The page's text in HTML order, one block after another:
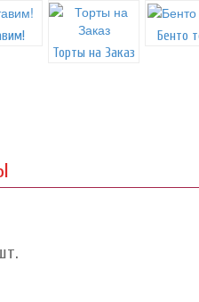
Торты на Заказ
Бенто